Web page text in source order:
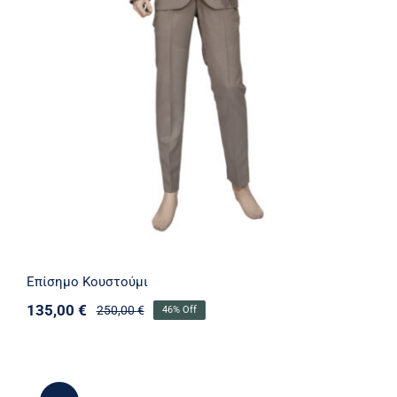
Επίσημο Κουστούμι
250,00€Original
135,00 €
Η
46% Off